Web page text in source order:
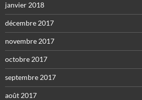
janvier 2018
décembre 2017
novembre 2017
octobre 2017
septembre 2017
août 2017